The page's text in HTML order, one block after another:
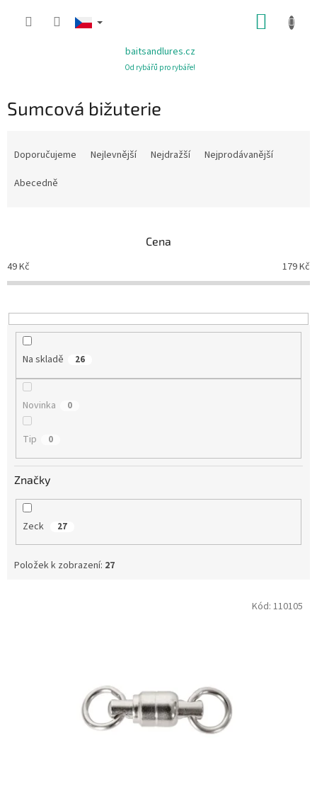
baitsandlures.cz
Od rybářů pro rybáře!
Sumcová bižuterie
o
d
k
t
Doporučujeme Nejlevnější Nejdražší
Nejprodávanější
Abecedně
Cena
49Kč 179Kč
Na skladě 26
Novinka 0
Tip 0
Značky
Zeck 27
Položek k zobrazení: 27
Kód: 110105